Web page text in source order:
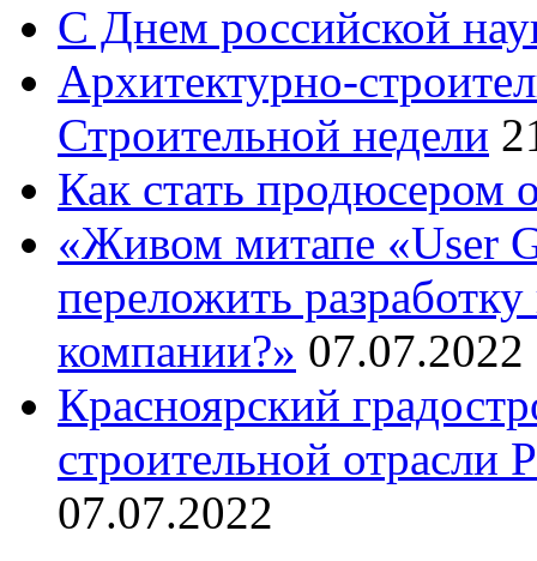
С Днем российской
Архитектурно-
Строительной недели
Как стать продюсером
«Живом митапе «User
переложить
компании?» 07.07.2022
Красноярский
строительной отрасли
07.07.2022